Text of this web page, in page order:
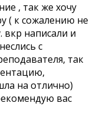
, так же хочу
( к сожалению не
написали и
с
так
на отлично)
вас